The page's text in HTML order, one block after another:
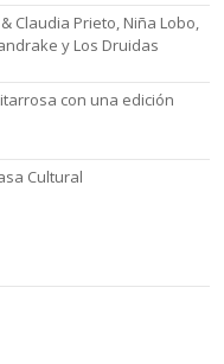
Claudia Prieto, Niña Lobo,
y Los Druidas
con una edición
Cultural